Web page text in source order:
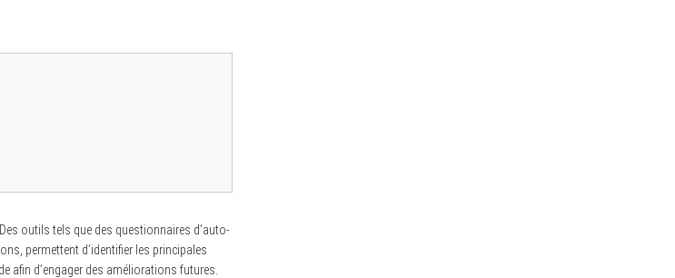
outils tels que des questionnaires d’auto-
permettent d’identifier les principales
afin d’engager des améliorations futures.